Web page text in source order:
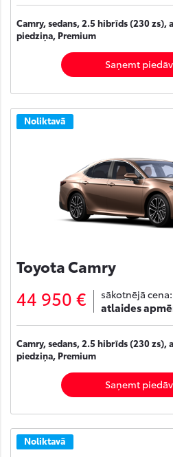
Camry, sedans, 2.5 hibrīds (230 zs),
piedziņa, Premium
Saņemt
Noliktavā
Toyota Camry
44 950 € sākotnējā cena:
atlaides
Camry, sedans, 2.5 hibrīds (230 zs),
piedziņa, Premium
Saņemt
Noliktavā